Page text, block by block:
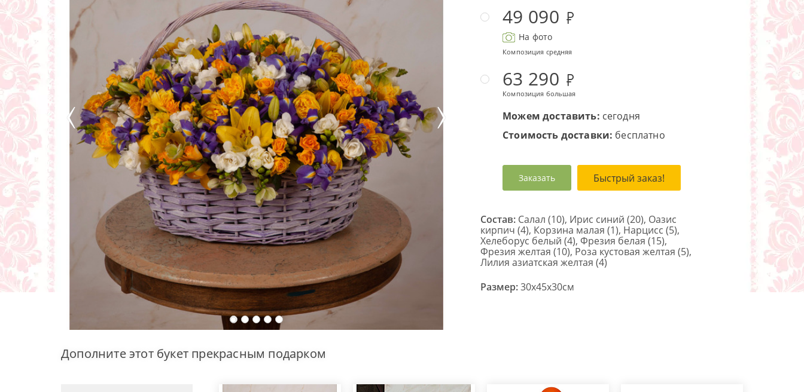
49 090
На фото
Композиция средняя
63 290
Композиция большая
Можем доставить: сегодня
Стоимость доставки: бесплатно
Заказать Быстрый заказ!
Состав: Салал (10), Ирис синий (20), Оазис
кирпич (4), Корзина малая (1), Нарцисс (5),
Хелеборус белый (4), Фрезия белая (15),
Фрезия желтая (10), Роза кустовая желтая (5),
Лилия азиатская желтая (4)
Размер:30x45x30см
Дополните этот букет прекрасным подарком